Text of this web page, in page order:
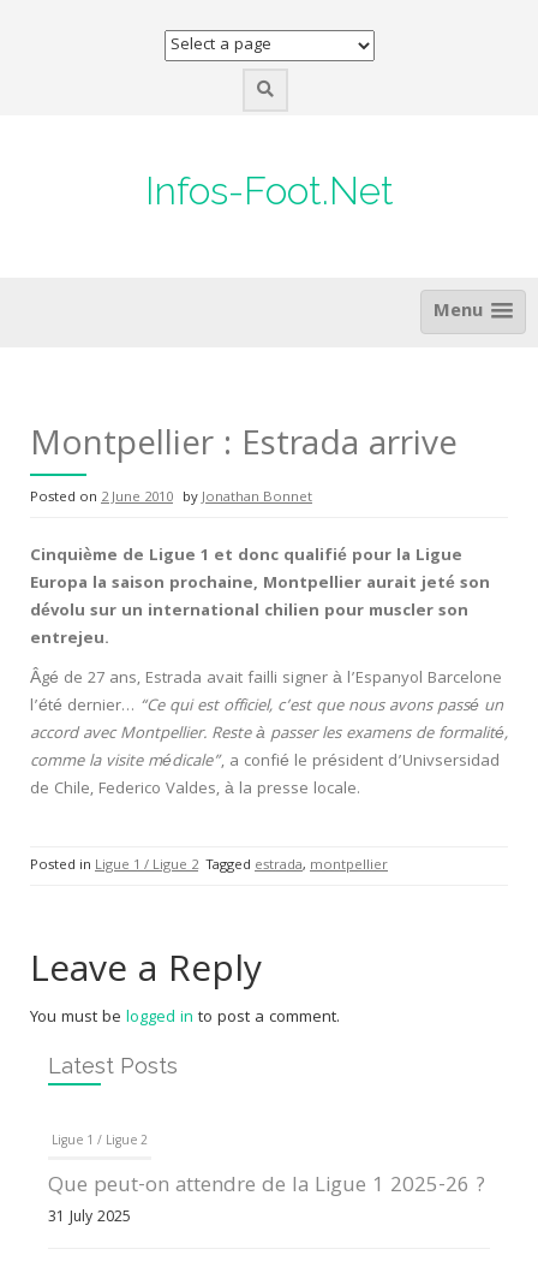
Infos-Foot.Net
Menu
Montpellier : Estrada arrive
Posted on 2 June 2010 byJonathan Bonnet
Cinquième de Ligue 1 et donc qualifié pour la Ligue
Europa la saison prochaine, Montpellier aurait jeté son
dévolu sur un international chilien pour muscler son
entrejeu.
Âgé de 27 ans, Estrada avait failli signer à l’Espanyol Barcelone
l’été dernier… “Ce qui est officiel, c’est que nous avons passé un
accord avec Montpellier. Reste à passer les examens de formalité,
comme la visite médicale”, a confié le président d’Univsersidad
de Chile, Federico Valdes, à la presse locale.
Posted in Ligue 1 / Ligue 2 Tagged estrada, montpellier
Leave a Reply
You must be logged in to post a comment.
Latest Posts
Ligue 1 / Ligue 2
Que peut-on attendre de la Ligue 1 2025-26 ?
31 July 2025